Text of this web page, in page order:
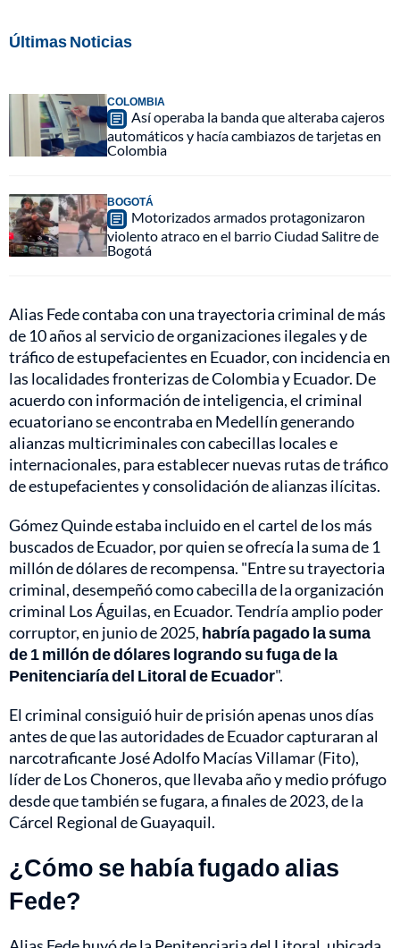
Últimas Noticias
COLOMBIA
Así operaba la banda que alteraba cajeros
automáticos y hacía cambiazos de tarjetas en
Colombia
BOGOTÁ
Motorizados armados protagonizaron
violento atraco en el barrio Ciudad Salitre de
Bogotá
Alias Fede contaba con una trayectoria criminal de más
de 10 años al servicio de organizaciones ilegales y de
tráfico de estupefacientes en Ecuador, con incidencia en
las localidades fronterizas de Colombia y Ecuador. De
acuerdo con información de inteligencia, el criminal
ecuatoriano se encontraba en Medellín generando
alianzas multicriminales con cabecillas locales e
internacionales, para establecer nuevas rutas de tráfico
de estupefacientes y consolidación de alianzas ilícitas.
Gómez Quinde estaba incluido en el cartel de los más
buscados de Ecuador, por quien se ofrecía la suma de 1
millón de dólares de recompensa. "Entre su trayectoria
criminal, desempeñó como cabecilla de la organización
criminal Los Águilas, en Ecuador. Tendría amplio poder
corruptor, en junio de 2025, habría pagado la suma
de 1 millón de dólares logrando su fuga de la
Penitenciaría del Litoral de Ecuador".
El criminal consiguió huir de prisión apenas unos días
antes de que las autoridades de Ecuador capturaran al
narcotraficante José Adolfo Macías Villamar (Fito),
líder de Los Choneros, que llevaba año y medio prófugo
desde que también se fugara, a finales de 2023, de la
Cárcel Regional de Guayaquil.
¿Cómo se había fugado alias
Fede?